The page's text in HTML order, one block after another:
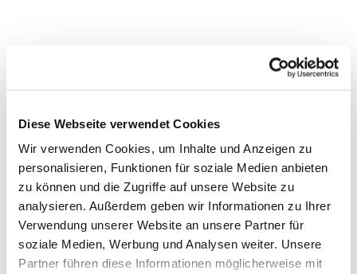
Diese Webseite verwendet Cookies
Wir verwenden Cookies, um Inhalte und Anzeigen zu
personalisieren, Funktionen für soziale Medien anbieten
zu können und die Zugriffe auf unsere Website zu
analysieren. Außerdem geben wir Informationen zu Ihrer
Verwendung unserer Website an unsere Partner für
soziale Medien, Werbung und Analysen weiter. Unsere
Partner führen diese Informationen möglicherweise mit